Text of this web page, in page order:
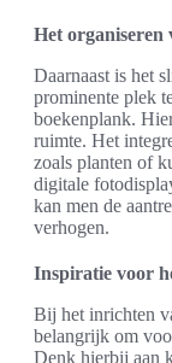
Het organiseren
Daarnaast is het
prominente plek
boekenplank.
ruimte. Het
zoals planten of
digitale
kan men de
verhogen.
Inspiratie voor
Bij het inrichten
belangrijk om
Denk hierbij aan